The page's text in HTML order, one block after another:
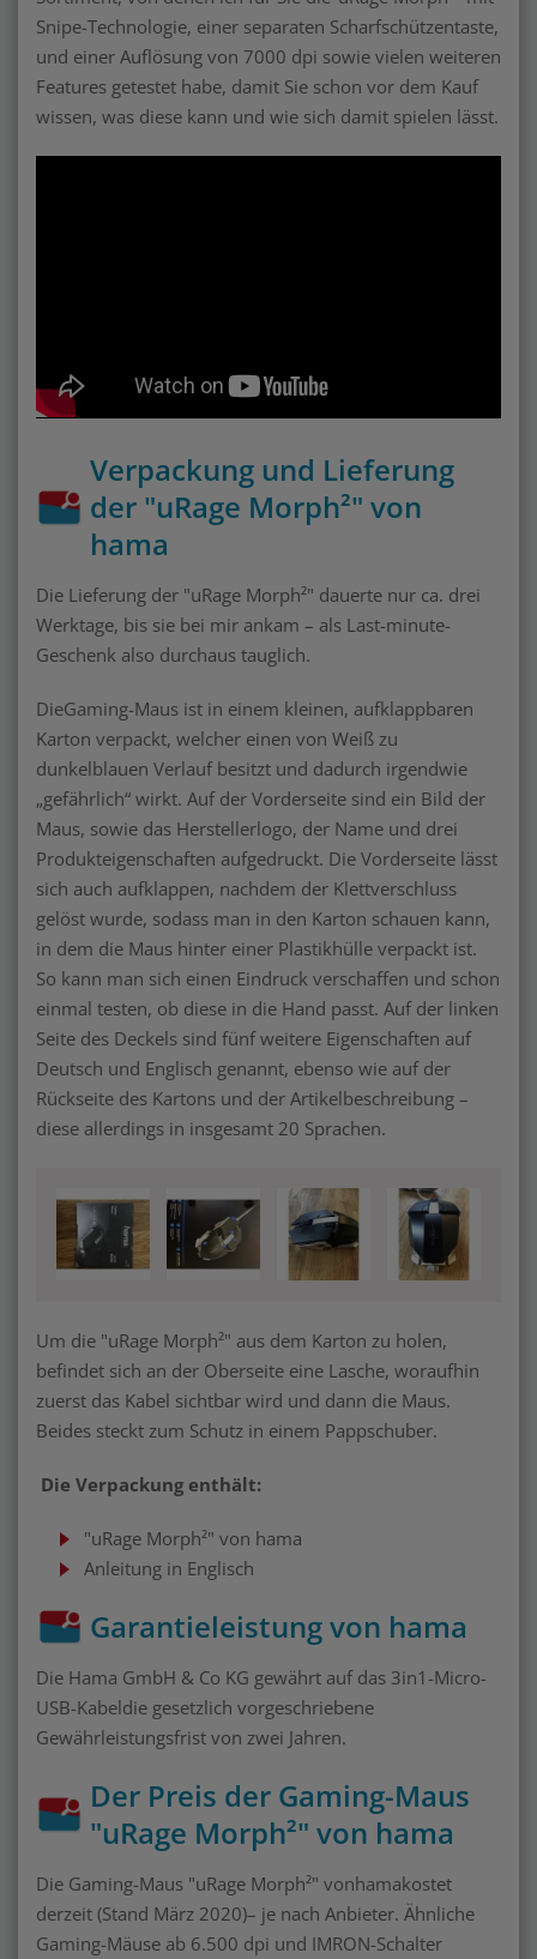
Snipe-Technologie, einer separaten Scharfschützentaste,
und einer Auflösung von 7000 dpi sowie vielen weiteren
Features getestet habe, damit Sie schon vor dem Kauf
wissen, was diese kann und wie sich damit spielen lässt.
Verpackung und Lieferung
der "uRage Morph²" von
hama
Die Lieferung der "uRage Morph²" dauerte nur ca. drei
Werktage, bis sie bei mir ankam – als Last-minute-
Geschenk also durchaus tauglich.
DieGaming-Maus ist in einem kleinen, aufklappbaren
Karton verpackt, welcher einen von Weiß zu
dunkelblauen Verlauf besitzt und dadurch irgendwie
„gefährlich“ wirkt. Auf der Vorderseite sind ein Bild der
Maus, sowie das Herstellerlogo, der Name und drei
Produkteigenschaften aufgedruckt. Die Vorderseite lässt
sich auch aufklappen, nachdem der Klettverschluss
gelöst wurde, sodass man in den Karton schauen kann,
in dem die Maus hinter einer Plastikhülle verpackt ist.
So kann man sich einen Eindruck verschaffen und schon
einmal testen, ob diese in die Hand passt. Auf der linken
Seite des Deckels sind fünf weitere Eigenschaften auf
Deutsch und Englisch genannt, ebenso wie auf der
Rückseite des Kartons und der Artikelbeschreibung –
diese allerdings in insgesamt 20 Sprachen.
Um die "uRage Morph²" aus dem Karton zu holen,
befindet sich an der Oberseite eine Lasche, woraufhin
zuerst das Kabel sichtbar wird und dann die Maus.
Beides steckt zum Schutz in einem Pappschuber.
Die Verpackung enthält:
"uRage Morph²" von hama
Anleitung in Englisch
Garantieleistung von hama
Die Hama GmbH & Co KG gewährt auf das 3in1-Micro-
USB-Kabeldie gesetzlich vorgeschriebene
Gewährleistungsfrist von zwei Jahren.
Der Preis der Gaming-Maus
"uRage Morph²" von hama
Die Gaming-Maus "uRage Morph²" vonhamakostet
derzeit (Stand März 2020)– je nach Anbieter. Ähnliche
Gaming-Mäuse ab 6.500 dpi und IMRON-Schalter